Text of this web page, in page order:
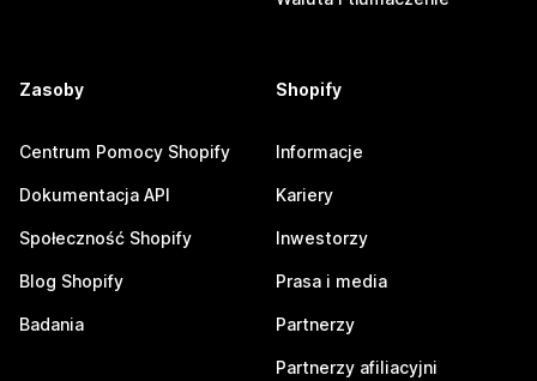
Zasoby
Centrum Pomocy Shopify
Dokumentacja API
Społeczność Shopify
Blog Shopify
Badania
Shopify
Informacje
Kariery
Inwestorzy
Prasa i media
Partnerzy
Partnerzy afiliacyjni